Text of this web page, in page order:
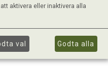
aktivera eller inaktivera alla
val Godta alla